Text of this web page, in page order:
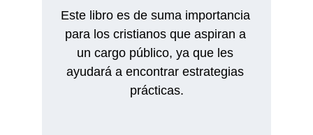
Este libro es de suma importancia
para los cristianos que aspiran a
un cargo público, ya que les
ayudará a encontrar estrategias
prácticas.